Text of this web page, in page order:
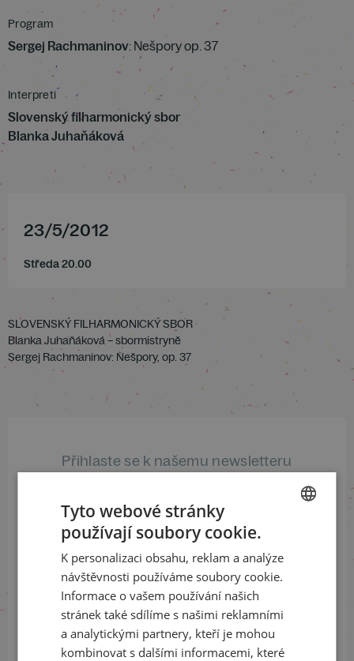
Program
Sergej Rachmaninov: Nešpory op. 37
Interpreti
Slovenský filharmonický sbor
Blanka Juhaňáková
23/5/2012
Středa 20.00
SLOVENSKÝ FILHARMONICKÝ SBOR
Blanka Juhaňáková – sbormistryně
Sergej Rachmaninov: Nešpory, op. 37
Přihlaste se k našemu newsletteru
a buďte jako první v obraze
ODEBÍRAT NEWSLETTER
Sledujte nás na sociálních sítích
LinkedIn
flickr
ENGLISH
Tyto webové stránky
používají soubory cookie.
K personalizaci obsahu, reklam a analýze
návštěvnosti používáme soubory cookie.
Informace o vašem používání našich
stránek také sdílíme s našimi reklamními
a analytickými partnery, kteří je mohou
kombinovat s dalšími informacemi, které